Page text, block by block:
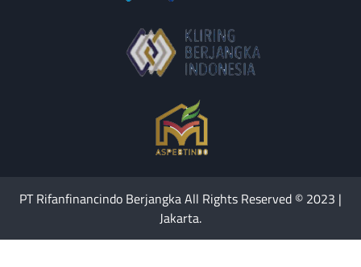
PT Rifanfinancindo Berjangka All Rights Reserved © 2023 |
Jakarta.